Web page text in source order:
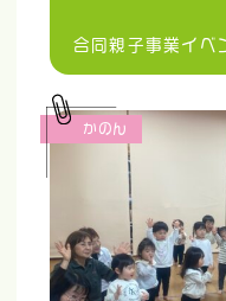
合同親子事業イベ
かのん